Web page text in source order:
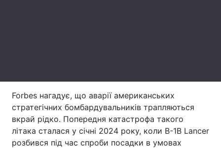
Тема оформлення
Forbes нагадує, що аварії американських
стратегічних бомбардувальників трапляються
вкрай рідко. Попередня катастрофа такого
літака сталася у січні 2024 року, коли B-1B Lancer
розбився під час спроби посадки в умовах